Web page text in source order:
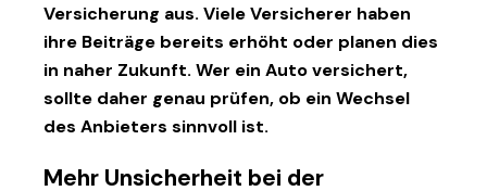
Versicherung aus. Viele Versicherer haben
ihre Beiträge bereits erhöht oder planen dies
in naher Zukunft. Wer ein Auto versichert,
sollte daher genau prüfen, ob ein Wechsel
des Anbieters sinnvoll ist.
Mehr Unsicherheit bei der